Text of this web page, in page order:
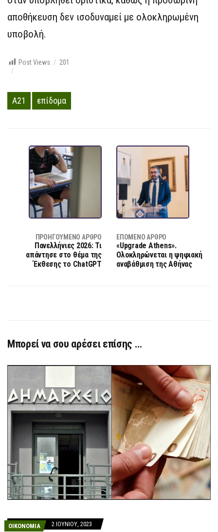
αποθήκευση δεν ισοδυναμεί με ολοκληρωμένη
υποβολή.
Post Views: 201
Α21 επίδομα
ΠΡΟΗΓΟΎΜΕΝΟ ΆΡΘΡΟ
Πανελλήνιες 2026: Τι
απάντησε στο θέμα της
Έκθεσης το ChatGPT
ΕΠΌΜΕΝΟ ΆΡΘΡΟ
«Upgrade Athens».
Ολοκληρώνεται η ψηφιακή
αναβάθμιση της Αθήνας
Μπορεί να σου αρέσει επίσης …
ΟΙΚΟΝΟΜΙΑ 2 ΙΟΥΝΊΟΥ, 2023